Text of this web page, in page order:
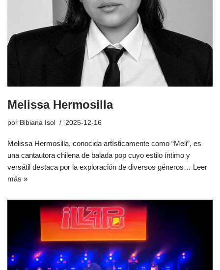
Melissa Hermosilla
por Bibiana Isol 2025-12-16
Melissa Hermosilla, conocida artísticamente como “Meli”, es
una cantautora chilena de balada pop cuyo estilo íntimo y
versátil destaca por la exploración de diversos géneros… Leer
más »